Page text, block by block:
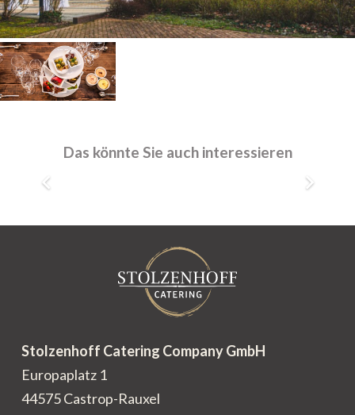
Das könnte Sie auch interessieren
40 – 80 Personen
Stolzenhoff Catering Company GmbH
Europaplatz 1
44575 Castrop-Rauxel